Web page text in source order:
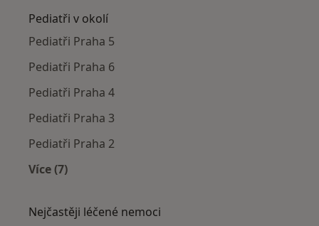
Pediatři v okolí
Pediatři Praha 5
Pediatři Praha 6
Pediatři Praha 4
Pediatři Praha 3
Pediatři Praha 2
Více (7)
Nejčastěji léčené nemoci